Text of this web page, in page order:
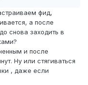
фид,
а после
снова заходить в
и после
Ну или стягиваться
, даже если